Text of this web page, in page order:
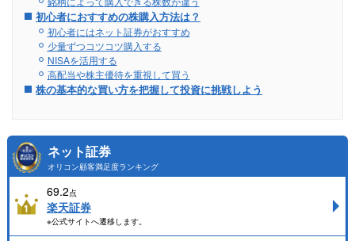
初心者におすすめの株購入方法は？
初心者にはネット証券がおすすめ
少量ずつコツコツ購入する
NISAを活用する
高配当や株主優待を重視して買う
株の基本的な買い方を把握して投資に挑戦しよう
ネット証券
オリコン顧客満足度ランキング
69.2点
楽天証券
※公式サイトへ遷移します。